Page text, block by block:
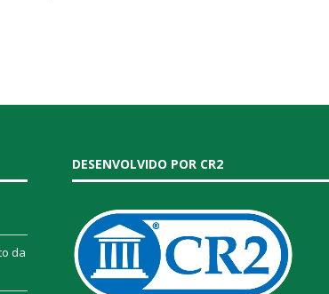
da
DESENVOLVIDO POR CR2